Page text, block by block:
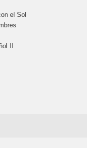
el Sol
II